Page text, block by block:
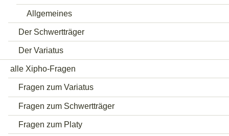
Allgemeines
Der Schwertträger
Der Variatus
alle Xipho-Fragen
Fragen zum Variatus
Fragen zum Schwertträger
Fragen zum Platy